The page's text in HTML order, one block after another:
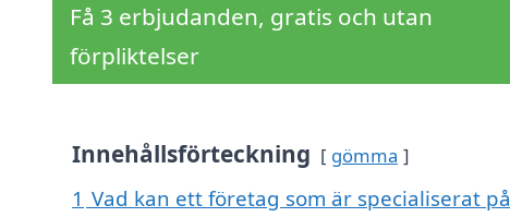
Få 3 erbjudanden, gratis och utan
förpliktelser
Innehållsförteckning gömma
1 Vad kan ett företag som är specialiserat